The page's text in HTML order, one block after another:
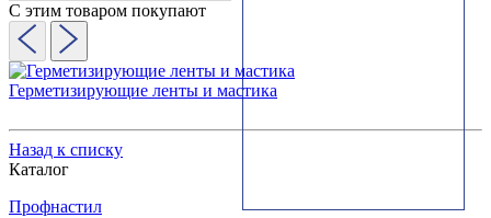
С этим товаром покупают
Герметизирующие ленты и мастика
Назад к списку
Каталог
Профнастил